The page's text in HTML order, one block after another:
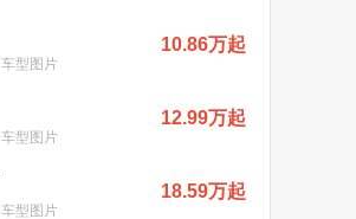
车型图片
10.86万起
车型图片
12.99万起
车型图片
18.59万起